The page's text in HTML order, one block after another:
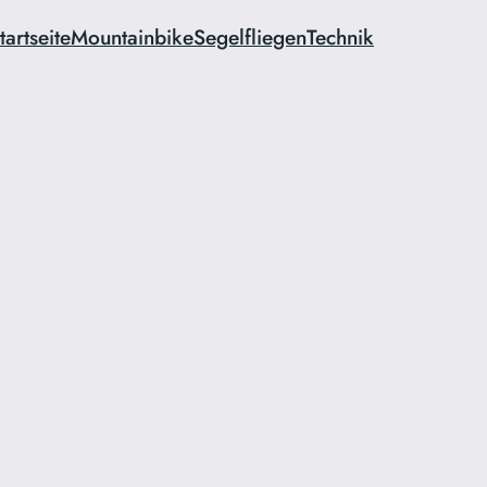
MountainbikeSegelfliegenTechnik